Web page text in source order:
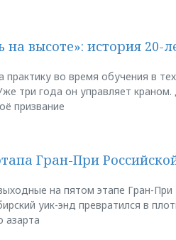
на высоте»: история 20-
во время обучения в
три года он управляет
призвание
Гран-При
на пятом этапе Гран-При
уик-энд превратился в
азарта